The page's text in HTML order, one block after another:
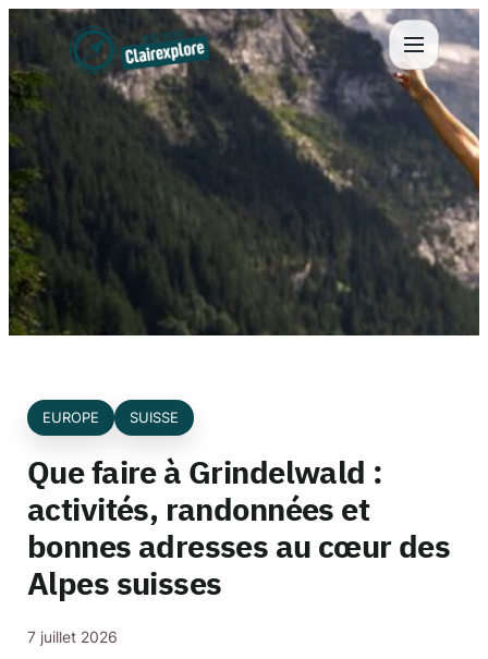
Aller
contenu
EUROPE SUISSE
Que faire à Grindelwald :
activités, randonnées et
bonnes adresses au cœur des
Alpes suisses
7 juillet 2026